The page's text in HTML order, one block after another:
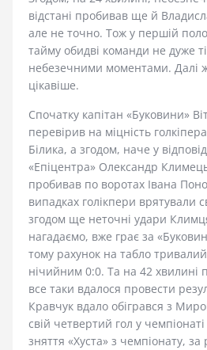
відстані пробивав ще й
але не точно. Тож у першій
тайму обидві команди не дуже
небезечними моментами. Далі
цікавіше.
Спочатку капітан «Буковини»
перевірив на міцність
Білика, а згодом, наче у
«Епіцентра» Олександр
пробивав по воротах Івана
випадках голікпери врятували
згодом ще неточні удари
нагадаємо, вже грає за
тому рахунок на табло тривалий
нічийним 0:0. Та на 42 хвилині
все таки вдалося провести
Кравчук вдало обігрався з
свій четвертий гол у чемпіонаті
зняття «Хуста» з чемпіонату,